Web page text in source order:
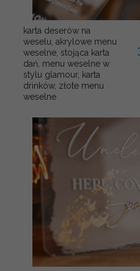
karta deserów na
weselu, akrylowe menu
weselne, stojąca karta
dań, menu weselne w
stylu glamour, karta
drinków, złote menu
weselne